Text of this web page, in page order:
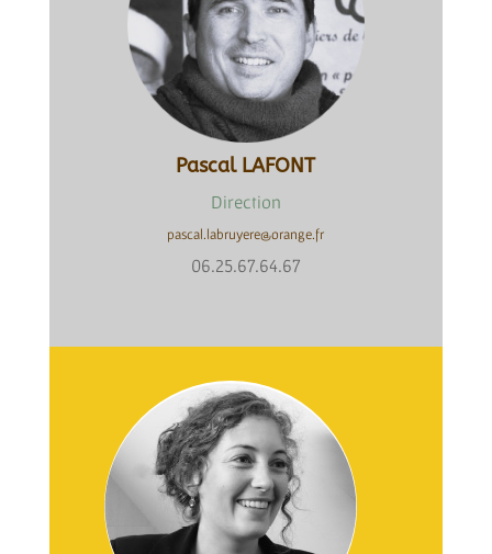
Pascal LAFONT
Direction
pascal.labruyere@orange.fr
06.25.67.64.67